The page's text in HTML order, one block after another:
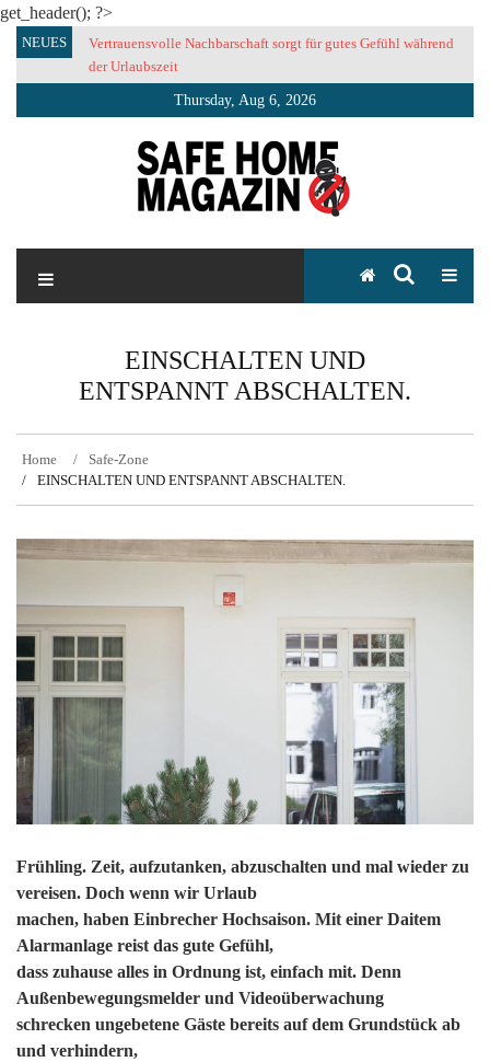
get_header(); ?>
SkipNEUES
Vertrauensvolle Nachbarschaft sorgt für gutes Gefühl während
der Urlaubszeit
Thursday, Aug 6, 2026
SAFE HOME Magazin
EINSCHALTEN UND
ENTSPANNT ABSCHALTEN.
Home
Safe-Zone
EINSCHALTEN UND ENTSPANNT ABSCHALTEN.
Frühling. Zeit, aufzutanken, abzuschalten und mal wieder zu
vereisen. Doch wenn wir Urlaub
machen, haben Einbrecher Hochsaison. Mit einer Daitem
Alarmanlage reist das gute Gefühl,
dass zuhause alles in Ordnung ist, einfach mit. Denn
Außenbewegungsmelder und Videoüberwachung
schrecken ungebetene Gäste bereits auf dem Grundstück ab
und verhindern,